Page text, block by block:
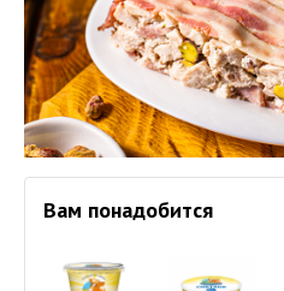
Вам понадобится